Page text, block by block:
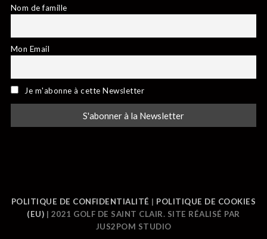
Nom de famille
Mon Email
Je m'abonne à cette Newsletter
POLITIQUE DE CONFIDENTIALITÉ | POLITIQUE DE COOKIES
(EU) | 2021 GOLF DE SAINT CLAIR. SITE RÉALISÉ PAR
JUS2POM STUDIO